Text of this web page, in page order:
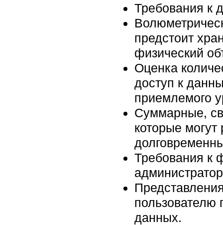
Требования к
предстоит
физический
Оценка
доступ к
приемлемого
Суммарные,
которые могут
Требования к
данных.